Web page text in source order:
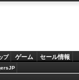
プ ゲーム セール情報